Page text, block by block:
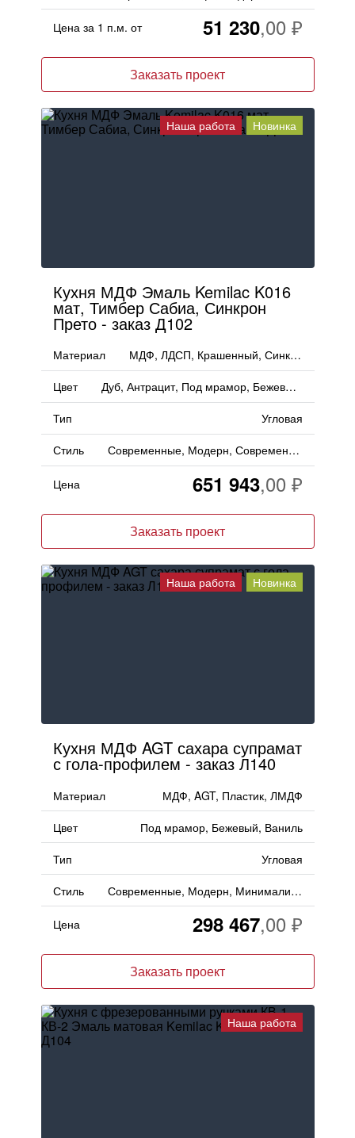
Цена за 1 п.м. от 51 230
Заказать проект
Наша работа Новинка
Кухня МДФ Эмаль Kemilac K016
мат, Тимбер Сабиа, Синкрон
Прето - заказ Д102
Материал
МДФ, ЛДСП, Крашенный, Синкрон, ДСП, Тимбер, Эмаль
Цвет
Дуб, Антрацит, Под мрамор, Бежевый, Дерево, Асфальт, Черный, Матовый
Тип
Угловая
Стиль
Современные, Модерн, Современный, Минимализм
Цена 651 943
Заказать проект
Наша работа Новинка
Кухня МДФ AGT сахара супрамат
с гола-профилем - заказ Л140
Материал
МДФ, AGT, Пластик, ЛМДФ
Цвет
Под мрамор, Бежевый, Ваниль
Тип
Угловая
Стиль
Современные, Модерн, Минимализм
Цена 298 467
Заказать проект
Наша работа